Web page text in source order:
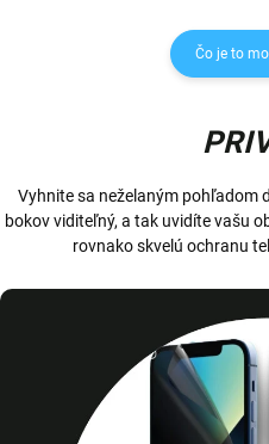
Čo je to
Vyhnite sa neželaným pohľadom
bokov viditeľný, a tak uvidíte vašu
rovnako skvelú ochranu